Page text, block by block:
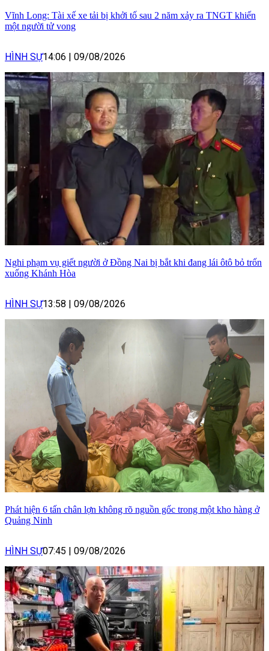
Vĩnh Long: Tài xế xe tải bị khởi tố sau 2 năm xảy ra TNGT khiến
một người tử vong
HÌNH SỰ14:06 | 09/08/2026
Nghi phạm vụ giết người ở Đồng Nai bị bắt khi đang lái ôtô bỏ trốn
xuống Khánh Hòa
HÌNH SỰ13:58 | 09/08/2026
Phát hiện 6 tấn chân lợn không rõ nguồn gốc trong một kho hàng ở
Quảng Ninh
HÌNH SỰ07:45 | 09/08/2026